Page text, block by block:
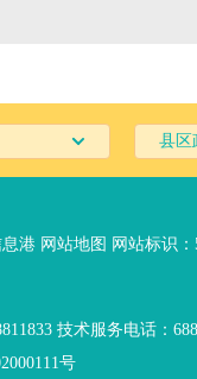
县区
港 网站地图 网站标识：
技术服务电话：
号